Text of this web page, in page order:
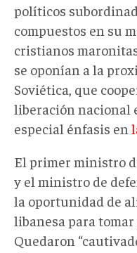
políticos
compuestos en su
cristianos
se oponían a la
Soviética, que
liberación nacional
especial énfasis en
El primer ministro
y el ministro de
la oportunidad de
libanesa para
Quedaron